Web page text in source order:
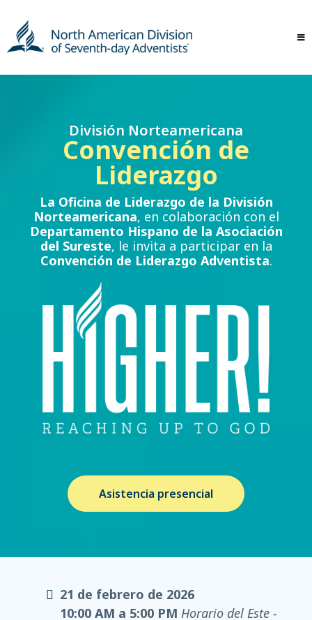
División Norteamericana
Convención de
Liderazgo
La Oficina de Liderazgo de la División
Norteamericana, en colaboración con el
Departamento Hispano de la Asociación
del Sureste, le invita a participar en la
Convención de Liderazgo Adventista.
Asistencia presencial
21 de febrero de 2026
10:00 AM a 5:00 PM Horario del Este -